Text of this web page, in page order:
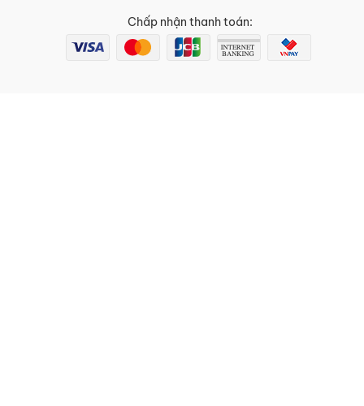
Chấp nhận thanh toán: